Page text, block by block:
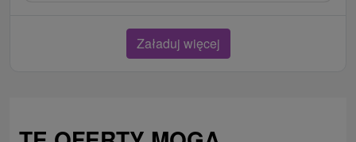
Załaduj więcej